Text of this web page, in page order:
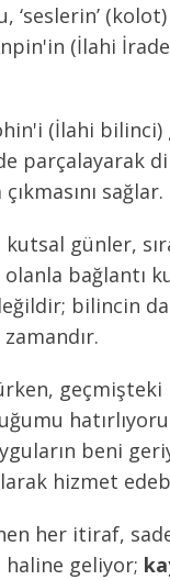
(kolot)
(İlahi
(İlahi
parçalayarak
sağlar.
günler,
bağlantı
bilincin
beni
hizmet
her itiraf,
haline geliyor;